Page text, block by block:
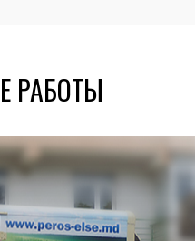
РАБОТЫ